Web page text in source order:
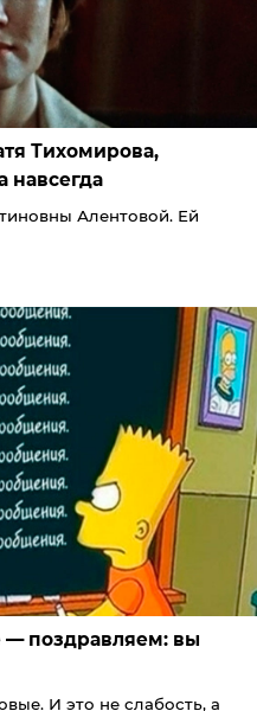
Тихомирова,
навсегда
Алентовой. Ей
— поздравляем: вы
И это не слабость, а